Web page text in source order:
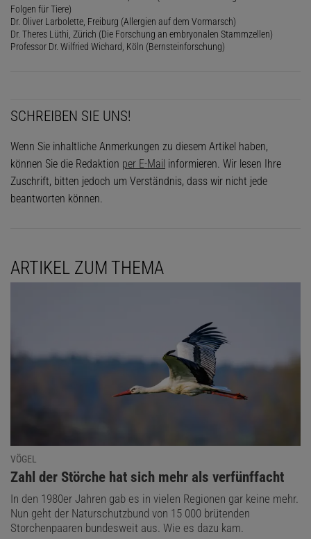
Folgen für Tiere)
Dr. Oliver Larbolette, Freiburg (Allergien auf dem Vormarsch)
Dr. Theres Lüthi, Zürich (Die Forschung an embryonalen Stammzellen)
Professor Dr. Wilfried Wichard, Köln (Bernsteinforschung)
SCHREIBEN SIE UNS!
Wenn Sie inhaltliche Anmerkungen zu diesem Artikel haben,
können Sie die Redaktion per E-Mail informieren. Wir lesen Ihre
Zuschrift, bitten jedoch um Verständnis, dass wir nicht jede
beantworten können.
ARTIKEL ZUM THEMA
VÖGEL
:
Zahl der Störche hat sich mehr als verfünffacht
In den 1980er Jahren gab es in vielen Regionen gar keine mehr.
Nun geht der Naturschutzbund von 15 000 brütenden
Storchenpaaren bundesweit aus. Wie es dazu kam.